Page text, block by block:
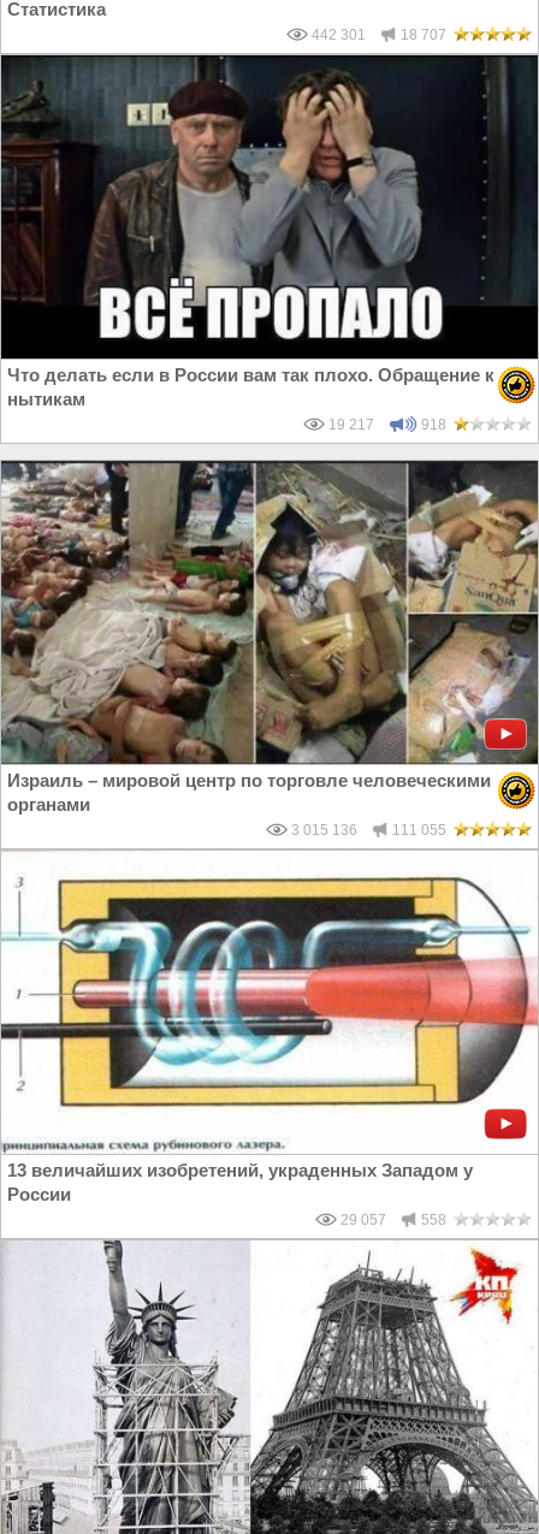
Статистика
442 301 18 707
Что делать если в России вам так плохо. Обращение к
нытикам
19 217 918
Израиль – мировой центр по торговле человеческими
органами
3 015 136 111 055
13 величайших изобретений, украденных Западом у
России
29 057 558